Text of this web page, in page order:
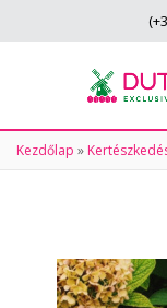
Kezdőlap »